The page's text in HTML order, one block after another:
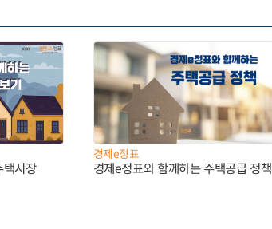
택시장
경제e정표
경제e정표와 함께하는 주택공급 정책